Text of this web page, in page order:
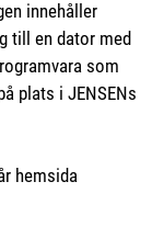
innehåller
till en dator med
som
plats i JENSENs
hemsida